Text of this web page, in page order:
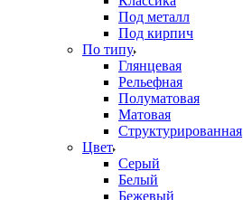
Под металл
Под кирпич
По типу
Глянцевая
Рельефная
Полуматовая
Матовая
Структурированная
Цвет
Серый
Белый
Бежевый